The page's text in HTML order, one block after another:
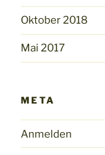
Oktober 2018
Mai 2017
META
Anmelden